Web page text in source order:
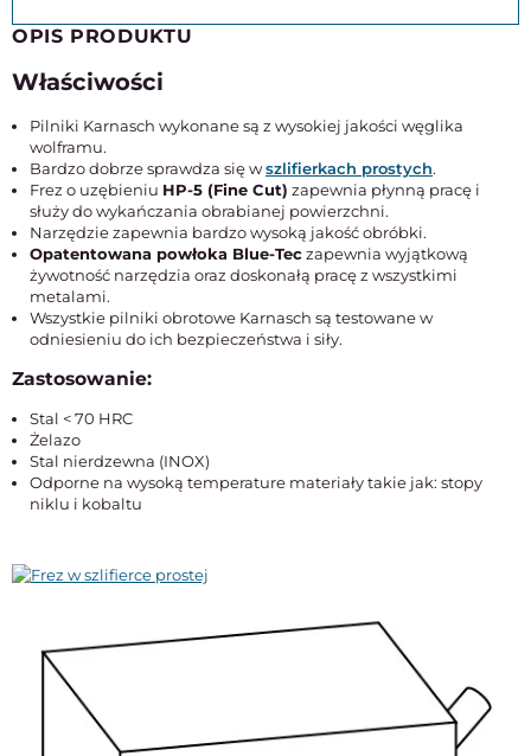
OPIS PRODUKTU
Właściwości
Pilniki Karnasch wykonane są z wysokiej jakości węglika
wolframu.
Bardzo dobrze sprawdza się wszlifierkach prostych.
Frez o uzębieniu HP-5 (Fine Cut) zapewnia płynną pracę i
służy do wykańczania obrabianej powierzchni.
Narzędzie zapewnia bardzo wysoką jakość obróbki.
Opatentowana powłoka Blue-Teczapewnia wyjątkową
żywotność narzędzia oraz doskonałą pracę z wszystkimi
metalami.
Wszystkie pilniki obrotowe Karnasch są testowane w
odniesieniu do ich bezpieczeństwa i siły.
Zastosowanie:
Stal < 70 HRC
Żelazo
Stal nierdzewna (INOX)
Odporne na wysoką temperature materiały takie jak: stopy
niklu i kobaltu